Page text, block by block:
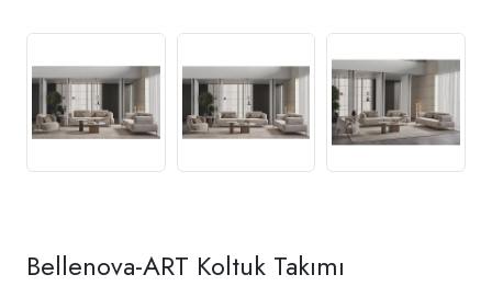
Bellenova-ART Koltuk Takımı